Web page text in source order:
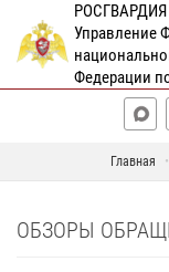
РОСГВАРДИЯ
Управление
Федерации
Главная
ОБЗОРЫ